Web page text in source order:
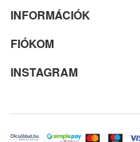
INFORMÁCIÓK
FIÓKOM
INSTAGRAM